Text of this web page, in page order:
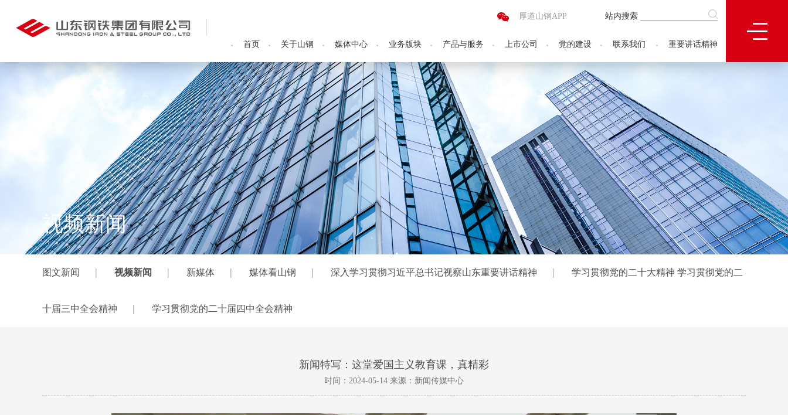
厚道山钢APP 站内搜索
首页 关于山钢 媒体中心 业务版块 产品与服务 上市公司 党的建设 联系我们 重要讲话精神
视频新闻
图文新闻 | 视频新闻 | 新媒体 | 媒体看山钢 | 深入学习贯彻习近平总书记视察山东重要讲话精神 | 学习贯彻党的二十大精神 学习贯彻党的二
十届三中全会精神 | 学习贯彻党的二十届四中全会精神
新闻特写：这堂爱国主义教育课，真精彩
时间：2024-05-14 来源：新闻传媒中心